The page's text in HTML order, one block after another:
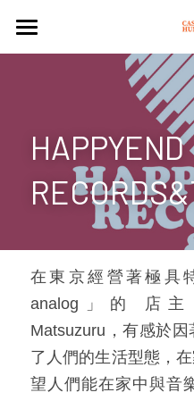
PLAYER
ARTICLES
CULTURE
CULTURE
PLEASURE
CASSETTE
Search
HAPPYEND
在東京經營著極具
analog」的 店
Matsuzuru，有感於
了人們的生活型態，
望人們能在家中與音